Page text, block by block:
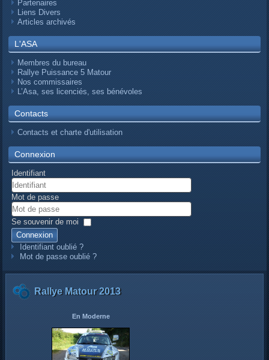
Partenaires
Liens Divers
Articles archivés
L'ASA
Membres du bureau
Rallye Puissance 5 Matour
Nos commissaires
L’Asa, ses licenciés, ses bénévoles
Contacts
Contacts et charte d'utilisation
Connexion
Identifiant
Mot de passe
Se souvenir de moi
Connexion
Identifiant oublié ?
Mot de passe oublié ?
Rallye Matour 2013
En Moderne